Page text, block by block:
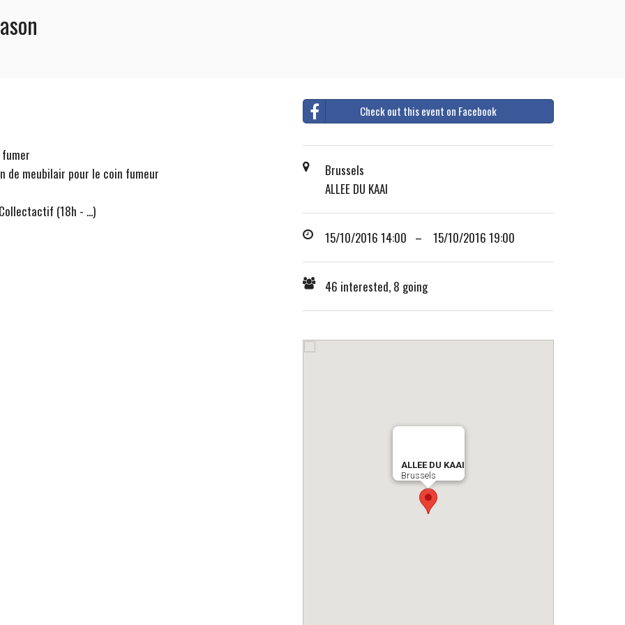
de meubilair pour le coin fumeur
(18h - ...)
Check out this event on Facebook
Brussels
ALLEE DU KAAI
15/10/2016 14:00 – 15/10/2016 19:00
46 interested, 8 going
ALLEE DU KAAI
Brussels